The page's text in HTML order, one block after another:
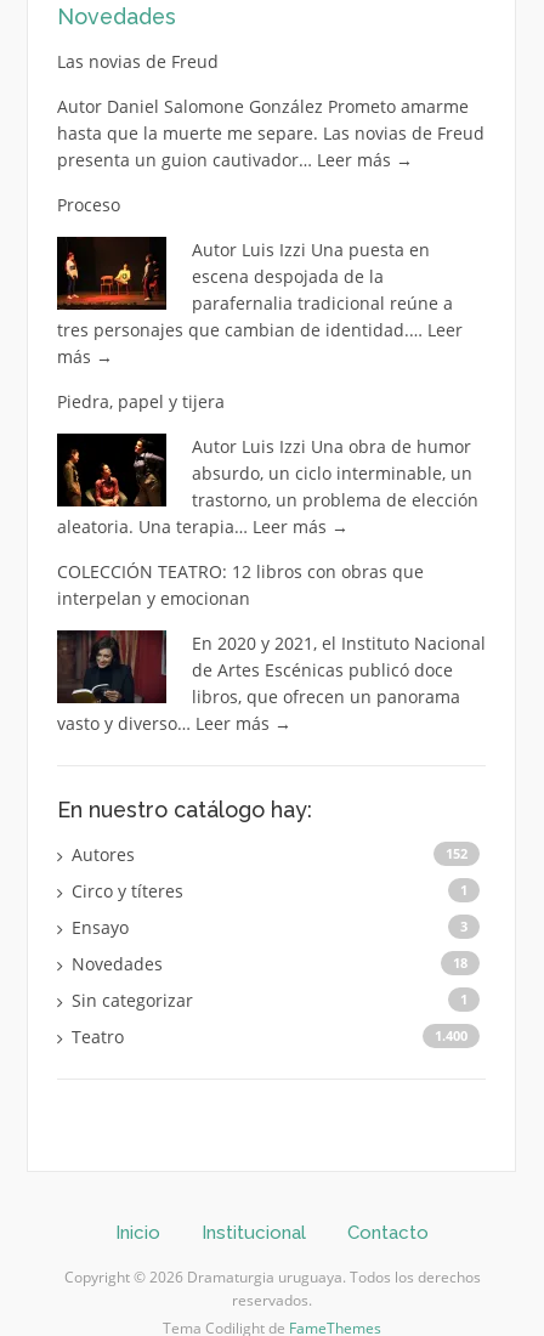
Novedades
Las novias de Freud
Autor Daniel Salomone González Prometo amarme
hasta que la muerte me separe. Las novias de Freud
presenta un guion cautivador… Leer más →
Proceso
Autor Luis Izzi Una puesta en
escena despojada de la
parafernalia tradicional reúne a
tres personajes que cambian de identidad.… Leer
más →
Piedra, papel y tijera
Autor Luis Izzi Una obra de humor
absurdo, un ciclo interminable, un
trastorno, un problema de elección
aleatoria. Una terapia… Leer más →
COLECCIÓN TEATRO: 12 libros con obras que
interpelan y emocionan
En 2020 y 2021, el Instituto Nacional
de Artes Escénicas publicó doce
libros, que ofrecen un panorama
vasto y diverso… Leer más →
En nuestro catálogo hay:
Autores 152
Circo y títeres 1
Ensayo 3
Novedades 18
Sin categorizar 1
Teatro 1.400
Inicio Institucional Contacto
Copyright © 2026 Dramaturgia uruguaya. Todos los derechos
reservados.
Tema Codilight de FameThemes